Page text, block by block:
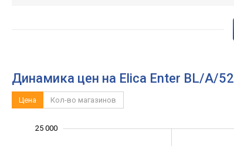
Динамика цен на Elica Enter BL/A/52
Цена Кол-во магазинов
25 000